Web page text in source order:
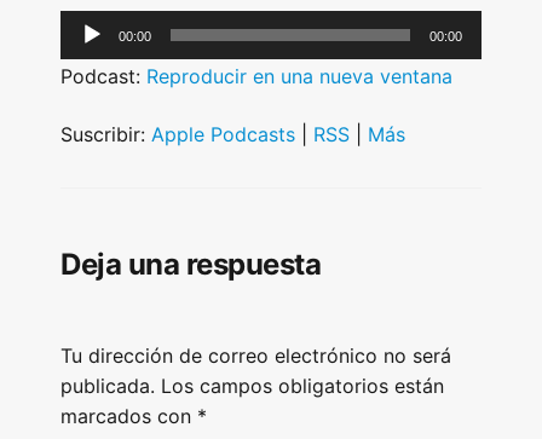
u
i
a
r
00:00 00:00
Podcast: Reproducir en una nueva ventana
Suscribir: Apple Podcasts RSS Más
Deja una respuesta
Tu dirección de correo electrónico no será
publicada. Los campos obligatorios están
marcados con *